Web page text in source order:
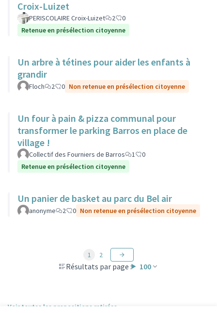
Croix-Luizet
PERISCOLAIRE Croix-Luizet 2
0
Retenue en présélection citoyenne
Un arbre à tétines pour aider les enfants à
grandir
Floch 2 0 Non retenue en présélection citoyenne
Un four à pain & pizza communal pour
transformer le parking Barros en place de
village !
Collectif des Fourniers de Barros 1
0
Retenue en présélection citoyenne
Un panier de basket au parc du Bel air
anonyme 2 0 Non retenue en présélection citoyenne
Résultats par page : 100
1 2
Voir toutes les propositions retirées